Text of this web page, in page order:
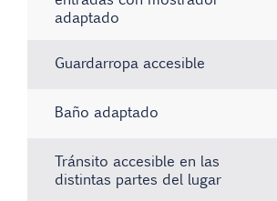
adaptado
Guardarropa accesible
Baño adaptado
Tránsito accesible en las
distintas partes del lugar